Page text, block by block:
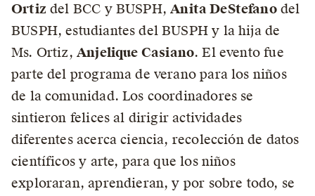
Ortiz del BCC y BUSPH,Anita DeStefanodel
BUSPH, estudiantes del BUSPH y la hija de
Ms. Ortiz, Anjelique Casiano. El evento fue
parte del programa de verano para los niños
de la comunidad. Los coordinadores se
sintieron felices al dirigir actividades
diferentes acerca ciencia, recolección de datos
científicos y arte, para que los niños
exploraran, aprendieran, y por sobre todo, se